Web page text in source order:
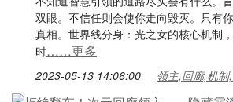
双眼。不信任则会使你走向毁灭。只有
真相。世界线分身：光之女的核心机制
时……更多
2023-05-13 14:06:00 领主,回廊,机